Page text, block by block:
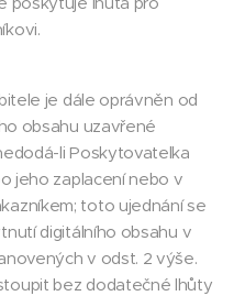
je dále oprávněn od
obsahu uzavřené
li Poskytovatelka
jeho zaplacení nebo v
toto ujednání se
digitálního obsahu v
v odst. 2 výše.
bez dodatečné lhůty